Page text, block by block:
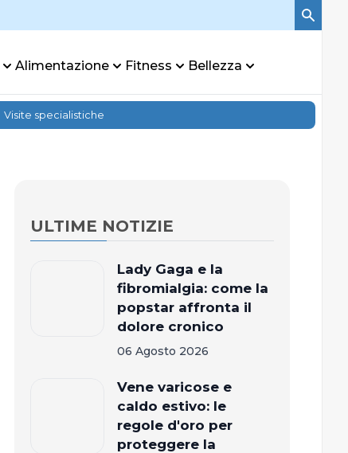
Alimentazione Fitness Bellezza
Visite specialistiche
ULTIME NOTIZIE
Lady Gaga e la
fibromialgia: come la
popstar affronta il
dolore cronico
06 Agosto 2026
Vene varicose e
caldo estivo: le
regole d'oro per
proteggere la